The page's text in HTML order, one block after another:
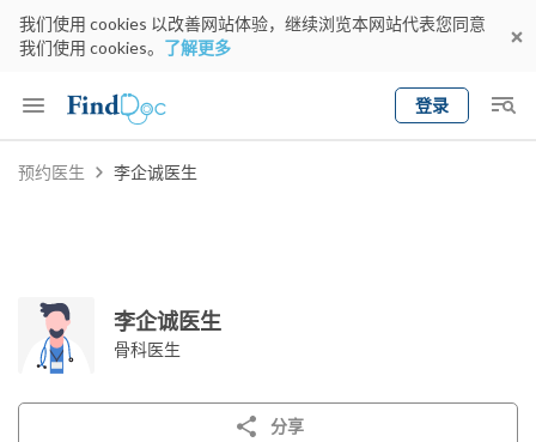
我们使用 cookies 以改善网站体验，继续浏览本网站代表您同意
我们使用 cookies。 了解更多
登录
Keyword
预约医生 李企诚医生
李企诚医生
骨科医生
分享